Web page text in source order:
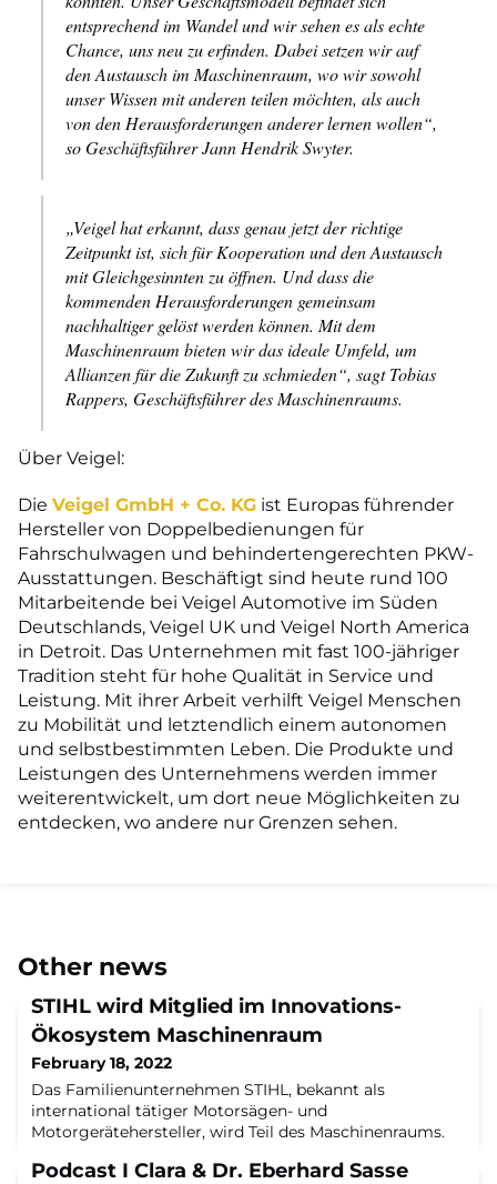
entsprechend im Wandel und wir sehen es als echte
Chance, uns neu zu erfinden. Dabei setzen wir auf
den Austausch im Maschinenraum, wo wir sowohl
unser Wissen mit anderen teilen möchten, als auch
von den Herausforderungen anderer lernen wollen“,
so Geschäftsführer Jann Hendrik Swyter.
„Veigel hat erkannt, dass genau jetzt der richtige
Zeitpunkt ist, sich für Kooperation und den Austausch
mit Gleichgesinnten zu öffnen. Und dass die
kommenden Herausforderungen gemeinsam
nachhaltiger gelöst werden können. Mit dem
Maschinenraum bieten wir das ideale Umfeld, um
Allianzen für die Zukunft zu schmieden“, sagt Tobias
Rappers, Geschäftsführer des Maschinenraums.
Über Veigel:
Die Veigel GmbH + Co. KG ist Europas führender
Hersteller von Doppelbedienungen für
Fahrschulwagen und behindertengerechten PKW-
Ausstattungen. Beschäftigt sind heute rund 100
Mitarbeitende bei Veigel Automotive im Süden
Deutschlands, Veigel UK und Veigel North America
in Detroit. Das Unternehmen mit fast 100-jähriger
Tradition steht für hohe Qualität in Service und
Leistung. Mit ihrer Arbeit verhilft Veigel Menschen
zu Mobilität und letztendlich einem autonomen
und selbstbestimmten Leben. Die Produkte und
Leistungen des Unternehmens werden immer
weiterentwickelt, um dort neue Möglichkeiten zu
entdecken, wo andere nur Grenzen sehen.
Other news
STIHL wird Mitglied im Innovations-
Ökosystem Maschinenraum
February 18, 2022
Das Familienunternehmen STIHL, bekannt als
international tätiger Motorsägen- und
Motorgerätehersteller, wird Teil des Maschinenraums.
Podcast I Clara & Dr. Eberhard Sasse